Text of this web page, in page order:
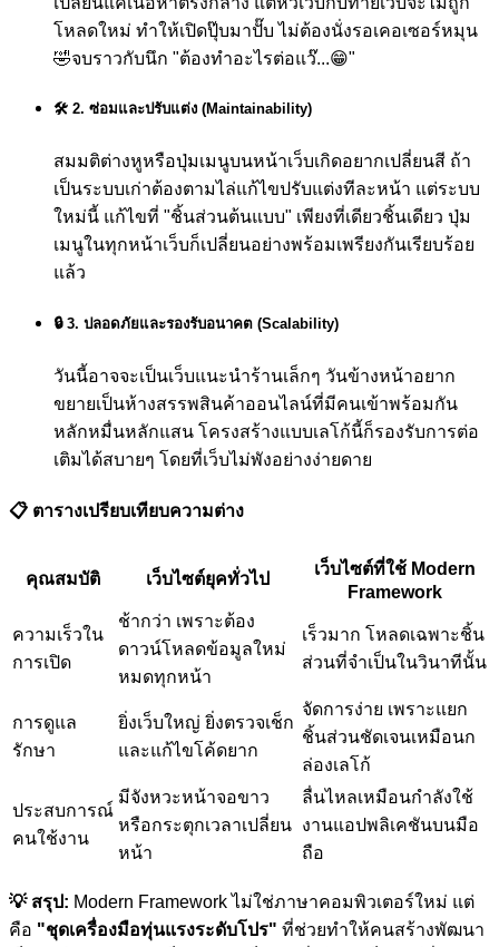
โหลดใหม่ ทำให้เปิดปุ๊บมาปั๊บ ไม่ต้องนั่งรอเคอเซอร์หมุน
🤣จบราวกับนึก "ต้องทำอะไรต่อแว๊...😁"
🛠️ 2. ซ่อมและปรับแต่ง (Maintainability)
สมมติต่างหูหรือปุ่มเมนูบนหน้าเว็บเกิดอยากเปลี่ยนสี ถ้า
เป็นระบบเก่าต้องตามไล่แก้ไขปรับแต่งทีละหน้า แต่ระบบ
ใหม่นี้ แก้ไขที่ "ชิ้นส่วนต้นแบบ" เพียงที่เดียวชิ้นเดียว ปุ่ม
เมนูในทุกหน้าเว็บก็เปลี่ยนอย่างพร้อมเพรียงกันเรียบร้อย
แล้ว
🔒 3. ปลอดภัยและรองรับอนาคต (Scalability)
วันนี้อาจจะเป็นเว็บแนะนำร้านเล็กๆ วันข้างหน้าอยาก
ขยายเป็นห้างสรรพสินค้าออนไลน์ที่มีคนเข้าพร้อมกัน
หลักหมื่นหลักแสน โครงสร้างแบบเลโก้นี้ก็รองรับการต่อ
เติมได้สบายๆ โดยที่เว็บไม่พังอย่างง่ายดาย
📋 ตารางเปรียบเทียบความต่าง
คุณสมบัติ เว็บไซต์ยุคทั่วไป
เว็บไซต์ที่ใช้ Modern
Framework
ความเร็วใน
การเปิด
ช้ากว่า เพราะต้อง
ดาวน์โหลดข้อมูลใหม่
หมดทุกหน้า
เร็วมาก โหลดเฉพาะชิ้น
ส่วนที่จำเป็นในวินาทีนั้น
การดูแล
รักษา
ยิ่งเว็บใหญ่ ยิ่งตรวจเช็ก
และแก้ไขโค้ดยาก
จัดการง่าย เพราะแยก
ชิ้นส่วนชัดเจนเหมือนก
ล่องเลโก้
ประสบการณ์
คนใช้งาน
มีจังหวะหน้าจอขาว
หรือกระตุกเวลาเปลี่ยน
หน้า
ลื่นไหลเหมือนกำลังใช้
งานแอปพลิเคชันบนมือ
ถือ
💡 สรุป: Modern Framework ไม่ใช่ภาษาคอมพิวเตอร์ใหม่ แต่
คือ "ชุดเครื่องมือทุ่นแรงระดับโปร" ที่ช่วยทำให้คนสร้างพัฒนา